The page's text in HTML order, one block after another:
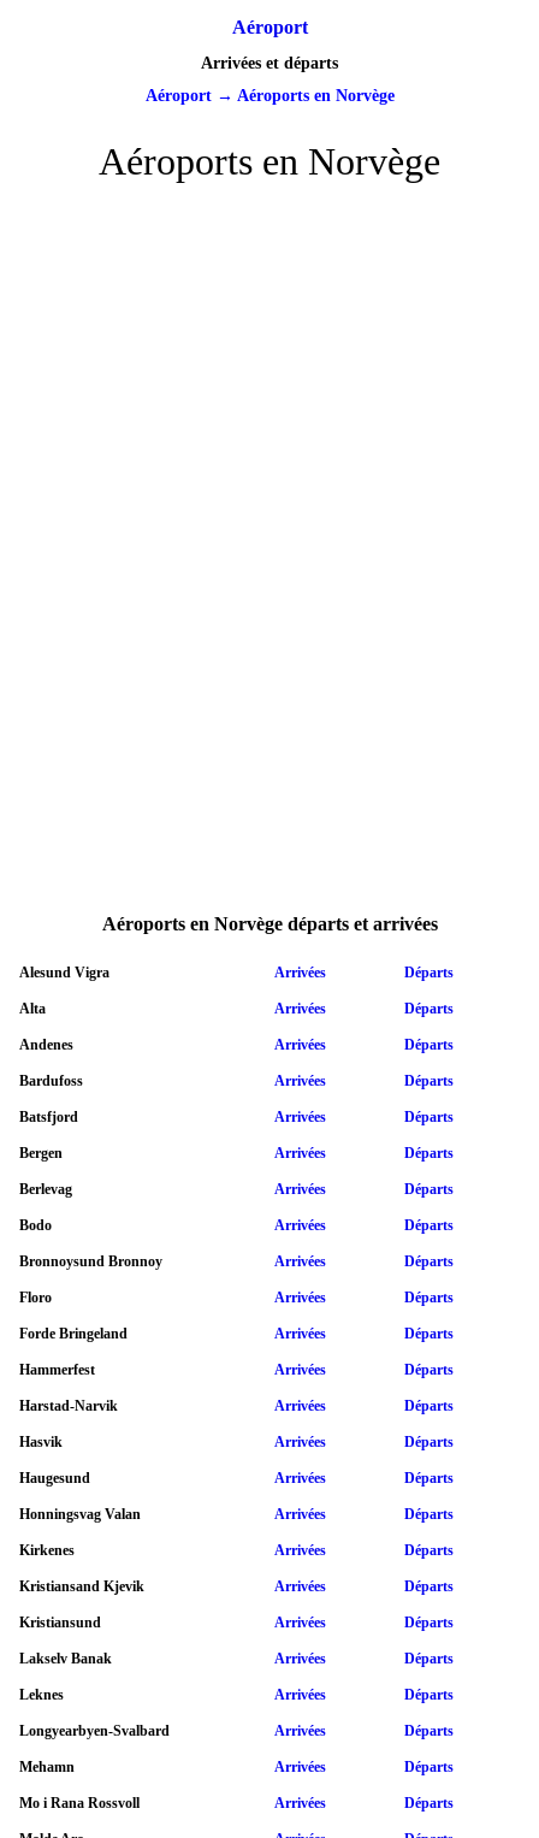
Aéroport
Arrivées et départs
Aéroport→ Aéroports en Norvège
Aéroports en Norvège
Aéroports en Norvège départs et arrivées
Alesund Vigra Arrivées Départs
Alta Arrivées Départs
Andenes Arrivées Départs
Bardufoss Arrivées Départs
Batsfjord Arrivées Départs
Bergen Arrivées Départs
Berlevag Arrivées Départs
Bodo Arrivées Départs
Bronnoysund Bronnoy Arrivées Départs
Floro Arrivées Départs
Forde Bringeland Arrivées Départs
Hammerfest Arrivées Départs
Harstad-Narvik Arrivées Départs
Hasvik Arrivées Départs
Haugesund Arrivées Départs
Honningsvag Valan Arrivées Départs
Kirkenes Arrivées Départs
Kristiansand Kjevik Arrivées Départs
Kristiansund Arrivées Départs
Lakselv Banak Arrivées Départs
Leknes Arrivées Départs
Longyearbyen-Svalbard Arrivées Départs
Mehamn Arrivées Départs
Mo i Rana Rossvoll Arrivées Départs